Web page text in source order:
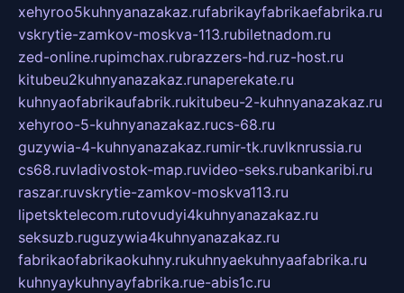
xehyroo5kuhnyanazakaz.rufabrikayfabrikaefabrika.ru
vskrytie-zamkov-moskva-113.rubiletnadom.ru
zed-online.rupimchax.rubrazzers-hd.ruz-host.ru
kitubeu2kuhnyanazakaz.runaperekate.ru
kuhnyaofabrikaufabrik.rukitubeu-2-kuhnyanazakaz.ru
xehyroo-5-kuhnyanazakaz.rucs-68.ru
guzywia-4-kuhnyanazakaz.rumir-tk.ruvlknrussia.ru
cs68.ruvladivostok-map.ruvideo-seks.rubankaribi.ru
raszar.ruvskrytie-zamkov-moskva113.ru
lipetsktelecom.rutovudyi4kuhnyanazakaz.ru
seksuzb.ruguzywia4kuhnyanazakaz.ru
fabrikaofabrikaokuhny.rukuhnyaekuhnyaafabrika.ru
kuhnyaykuhnyayfabrika.rue-abis1c.ru